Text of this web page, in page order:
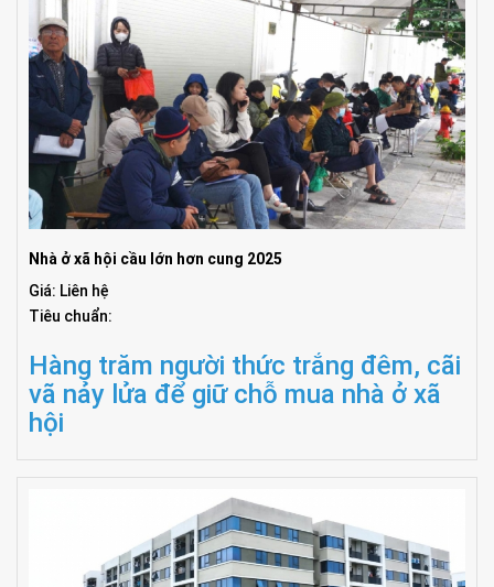
Nhà ở xã hội cầu lớn hơn cung 2025
Giá: Liên hệ
Tiêu chuẩn:
Hàng trăm người thức trắng đêm, cãi
vã nảy lửa để giữ chỗ mua nhà ở xã
hội